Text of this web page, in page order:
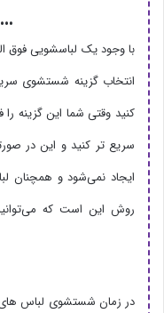
…
با وجود یک لباسشویی فوق
انتخاب گزینه شستشوی
کنید وقتی شما این گزینه
سریع تر کنید و این در
ایجاد نمی‌شود و همچنان
در زمان شستشوی لباس